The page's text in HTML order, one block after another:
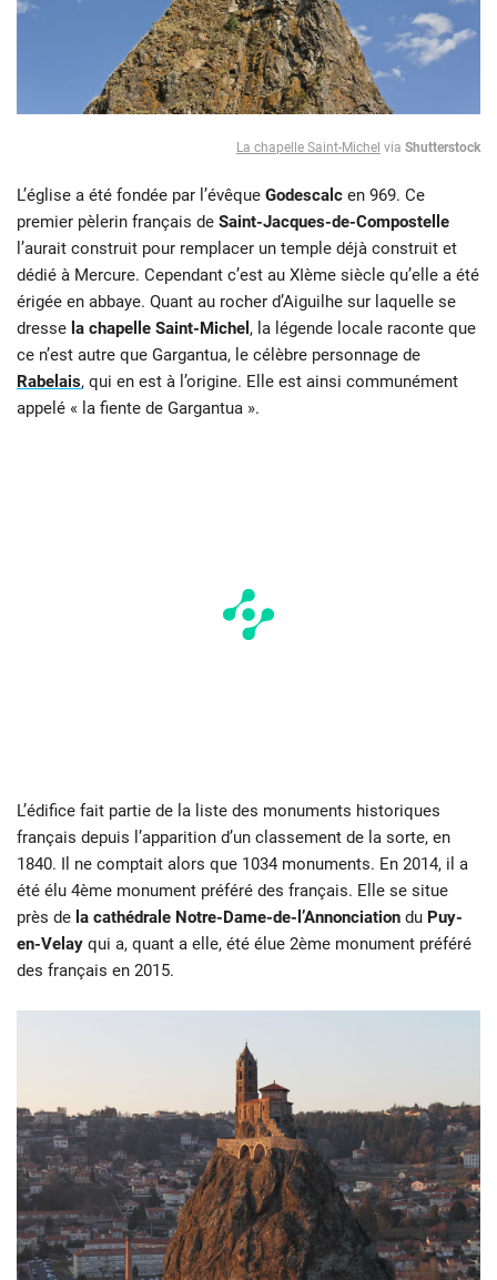
La chapelle Saint-Michel via Shutterstock
L’église a été fondée par l’évêque Godescalc en 969. Ce
premier pèlerin français de Saint-Jacques-de-Compostelle
l’aurait construit pour remplacer un temple déjà construit et
dédié à Mercure. Cependant c’est au XIème siècle qu’elle a été
érigée en abbaye. Quant au rocher d’Aiguilhe sur laquelle se
dresse la chapelle Saint-Michel , la légende locale raconte que
ce n’est autre que Gargantua, le célèbre personnage de
Rabelais, qui en est à l’origine. Elle est ainsi communément
appelé « la fiente de Gargantua ».
L’édifice fait partie de la liste des monuments historiques
français depuis l’apparition d’un classement de la sorte, en
1840. Il ne comptait alors que 1034 monuments. En 2014, il a
été élu 4ème monument préféré des français. Elle se situe
près de la cathédrale Notre-Dame-de-l’Annonciation du Puy-
en-Velay qui a, quant a elle, été élue 2ème monument préféré
des français en 2015.